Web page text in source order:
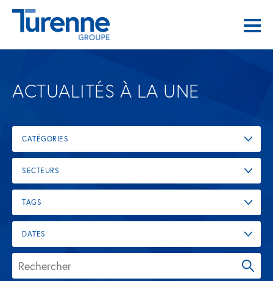
ACTUALITÉS À LA UNE
CATÉGORIES
SECTEURS
TAGS
DATES